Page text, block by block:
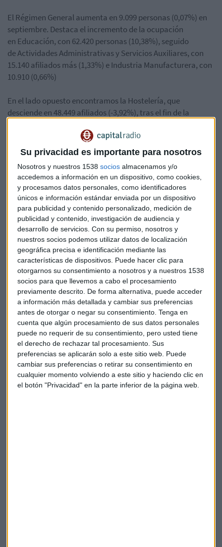
Su privacidad es importante para nosotros
Nosotros y nuestros 1538 socios almacenamos y/o
accedemos a información en un dispositivo, como cookies,
y procesamos datos personales, como identificadores
únicos e información estándar enviada por un dispositivo
para publicidad y contenido personalizado, medición de
publicidad y contenido, investigación de audiencia y
desarrollo de servicios. Con su permiso, nosotros y
nuestros socios podemos utilizar datos de localización
geográfica precisa e identificación mediante las
características de dispositivos. Puede hacer clic para
otorgarnos su consentimiento a nosotros y a nuestros 1538
socios para que llevemos a cabo el procesamiento
previamente descrito. De forma alternativa, puede acceder
a información más detallada y cambiar sus preferencias
antes de otorgar o negar su consentimiento. Tenga en
cuenta que algún procesamiento de sus datos personales
puede no requerir de su consentimiento, pero usted tiene
el derecho de rechazar tal procesamiento. Sus
preferencias se aplicarán solo a este sitio web. Puede
cambiar sus preferencias o retirar su consentimiento en
cualquier momento volviendo a este sitio y haciendo clic en
el botón "Privacidad" en la parte inferior de la página web.
El Régimen General aumenta en 9.099 personas (0,07%) en
septiembre. Destaca el incremento de la ocupación
en Educación, con 62.420 personas (10,38%), seguido
de Actividades Administrativas y Servicios Auxiliares, con
15.140 afiliados más (1,33%) e Industria Manufacturera, con
10.910 (0,66%)
En el lado opuesto encontramos la Hostelería, que
desciende en 48.449 afiliados (-3,92%), tras el fin de la
Vehículos de Motor y Motocicletas, que disminuye en 28.641
(-1,27%) y Actividades Sanitarias y Servicios Sociales, con
18.770 (-1,34%).
El Sistema Especial Agrario crece en 35.895 afiliados
(5,05%), hasta situarse en 745.981 afiliados medios,
apoyado en la campaña de la vendimia. El Sistema Especial
del Empleados del Hogar disminuye en 1.580 (-0,37%), hasta
sumar 425.847 ocupados.
El Régimen de Autónomos cuenta con 3.165.396 personas,
tras incrementarse en 721 (0,02%). En el Régimen del Mar,
"en coherencia con esta época del año", la ocupación
decrece en 878 (-1,35%), hasta los 63.965. Finalmente,
el Carbón suma 3.768 afiliados medios tras descender en 25
personas (-0,66%).
Por Comunidades Autónomas, la afiliación aumenta en
cinco territorios. Destacan los incrementos relativos de La
Rioja (3,01%), Castilla La Mancha (2,71%), la Comunidad de
Madrid (1,19%) y Canarias (1,08%).